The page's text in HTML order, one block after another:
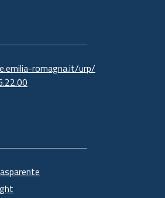
romagna.it/urp/